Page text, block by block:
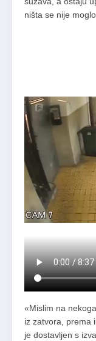
ništa se nije
«Mislim na
iz zatvora, prema
je dostavljen s